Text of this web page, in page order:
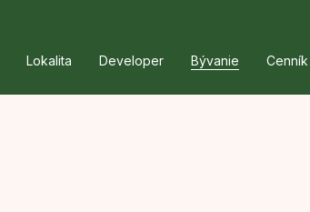
Lokalita Developer Bývanie Cenník